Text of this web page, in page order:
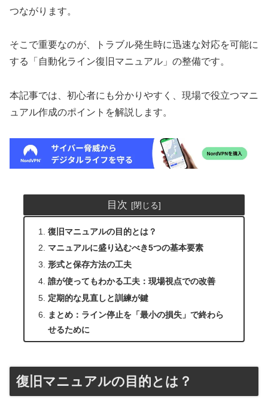
つながります。
そこで重要なのが、トラブル発生時に迅速な対応を可能に
する「自動化ライン復旧マニュアル」の整備です。
本記事では、初心者にも分かりやすく、現場で役立つマニ
ュアル作成のポイントを解説します。
目次
復旧マニュアルの目的とは？
マニュアルに盛り込むべき5つの基本要素
形式と保存方法の工夫
誰が使ってもわかる工夫：現場視点での改善
定期的な見直しと訓練が鍵
まとめ：ライン停止を「最小の損失」で終わら
せるために
復旧マニュアルの目的とは？